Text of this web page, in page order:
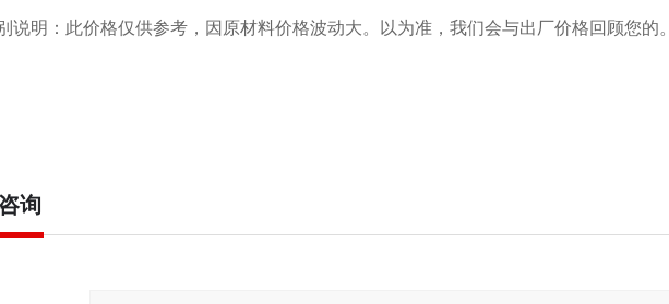
说明：此价格仅供参考，因原材料价格波动大。以为准，我们会与出厂价格回顾您的。
询